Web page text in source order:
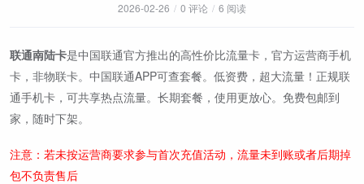
2026-02-26 / 0 评论 / 6 阅读
联通南陆卡是中国联通官方推出的高性价比流量卡，官方运营商手机
卡，非物联卡。中国联通APP可查套餐。低资费，超大流量！正规联
通手机卡，可共享热点流量。长期套餐，使用更放心。免费包邮到
家，随时下架。
注意：若未按运营商要求参与首次充值活动，流量未到账或者后期掉
包不负责售后